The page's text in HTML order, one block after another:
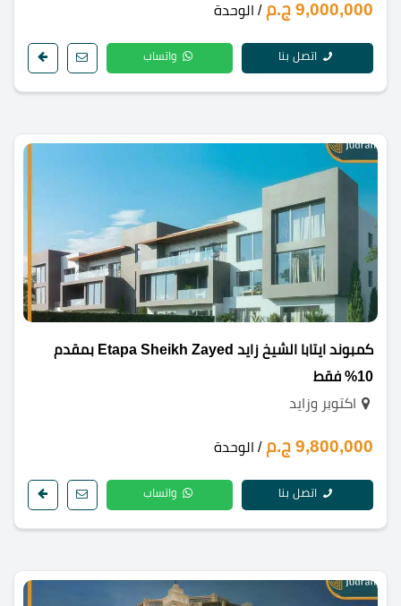
9,000,000 ج.م / الوحدة
اتصل بنا واتساب
كمبوند ايتابا الشيخ زايد Etapa Sheikh Zayed بمقدم
10% فقط
اكتوبر وزايد
9,800,000 ج.م / الوحدة
اتصل بنا واتساب